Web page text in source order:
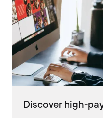
Discover high-